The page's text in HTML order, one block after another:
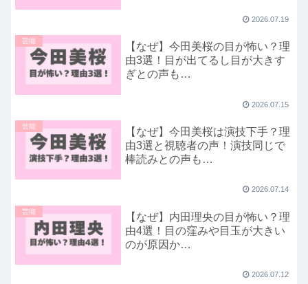
2026.07.19
芸能
【なぜ】今田美桜の目が怖い？理
由3選！目が出てるし目が大きす
ぎとの声も…
2026.07.15
芸能
【なぜ】今田美桜は演技下手？理
由3選と視聴者の声！演技同じで
棒読みとの声も…
2026.07.14
芸能
【なぜ】内田理央の目が怖い？理
由4選！目の窪みや目玉が大きい
のが原因か…
2026.07.12